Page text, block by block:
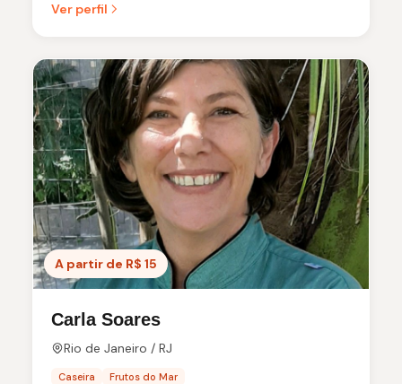
Ver perfil
A partir de R$ 15
Carla Soares
Rio de Janeiro / RJ
Caseira Frutos do Mar